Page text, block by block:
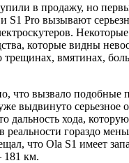
в продажу, но
S1 Pro вызывают
которые видны
трещинах, вмятинах,
что вызвало подобные
выдвинуто серьезное
дальность хода,
реальности гораздо
что Ola S1 имеет
181 км.